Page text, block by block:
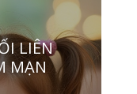
LIÊN
MẠN